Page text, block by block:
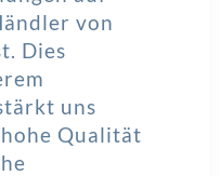
von
Dies
uns
Qualität